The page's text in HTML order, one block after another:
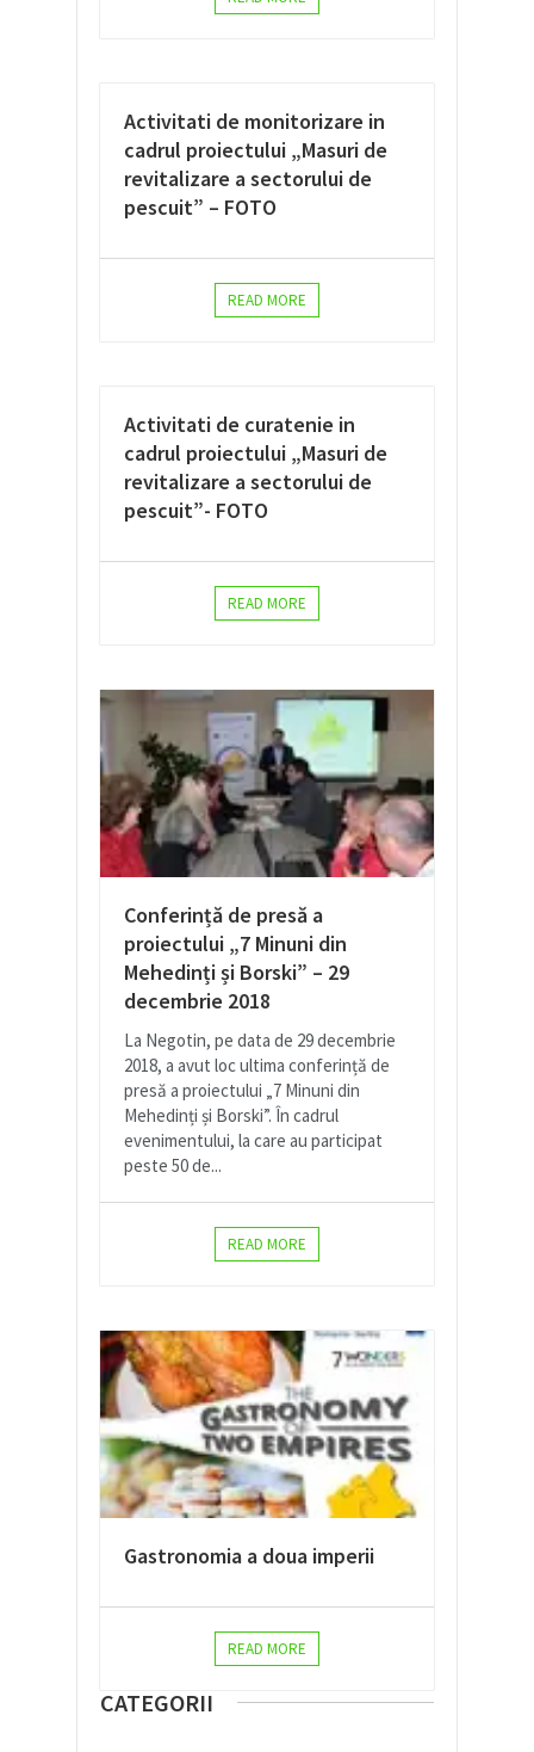
Activitati de monitorizare in
cadrul proiectului „Masuri de
revitalizare a sectorului de
pescuit” – FOTO
READ MORE
Activitati de curatenie in
cadrul proiectului „Masuri de
revitalizare a sectorului de
pescuit”- FOTO
READ MORE
Conferință de presă a
proiectului „7 Minuni din
Mehedinți și Borski” – 29
decembrie 2018
La Negotin, pe data de 29 decembrie
2018, a avut loc ultima conferință de
presă a proiectului „7 Minuni din
Mehedinți și Borski”. În cadrul
evenimentului, la care au participat
peste 50 de...
READ MORE
Gastronomia a doua imperii
READ MORE
CATEGORII